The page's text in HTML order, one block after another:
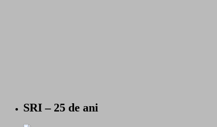
SRI – 25 de ani